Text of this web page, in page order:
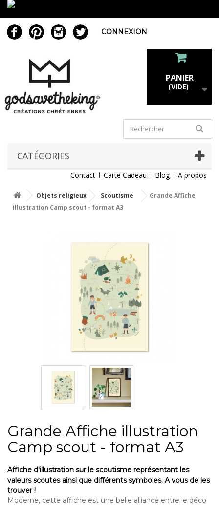
CONNEXION
PANIER
(VIDE)
CATÉGORIES
Contact Carte Cadeau Blog A propos
Objets religieux Scoutisme
Grande Affiche
illustration Camp scout - format A3
Grande Affiche illustration
Camp scout - format A3
Affiche d'illustration sur le scoutisme représentant les
valeurs scoutes ainsi que différents symboles. A vous de les
trouver !
Moderne, cette affiche est une belle alliance entre le déco